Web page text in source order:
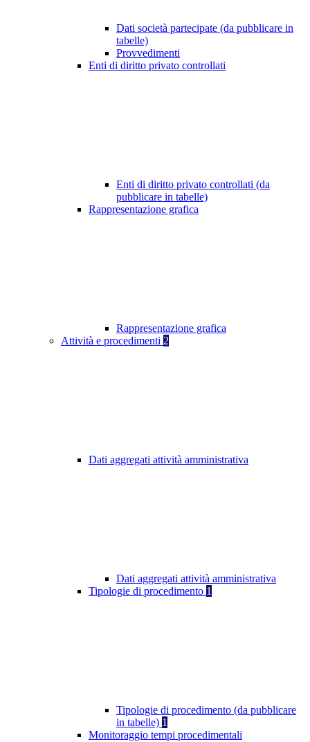
Dati società partecipate (da pubblicare in
tabelle)
Provvedimenti
Enti di diritto privato controllati
Enti di diritto privato controllati (da
pubblicare in tabelle)
Rappresentazione grafica
Rappresentazione grafica
Attività e procedimenti 2
Dati aggregati attività amministrativa
Dati aggregati attività amministrativa
Tipologie di procedimento 1
Tipologie di procedimento (da pubblicare
in tabelle) 1
Monitoraggio tempi procedimentali